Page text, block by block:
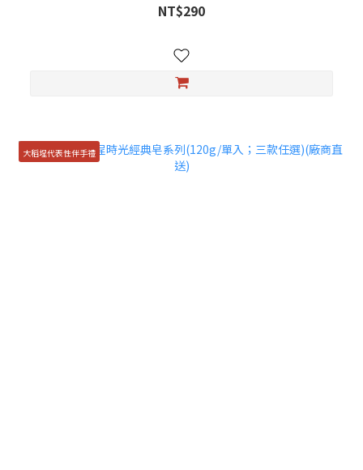
NT$290
大稻埕代表性伴手禮